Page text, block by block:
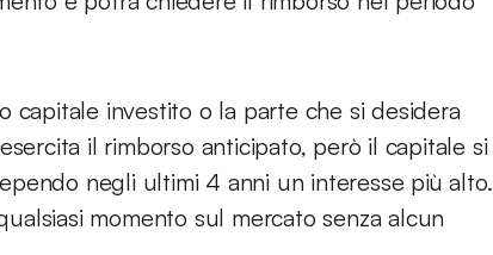
capitale investito o la parte che si desidera
il rimborso anticipato, però il capitale si
negli ultimi 4 anni un interesse più alto.
momento sul mercato senza alcun